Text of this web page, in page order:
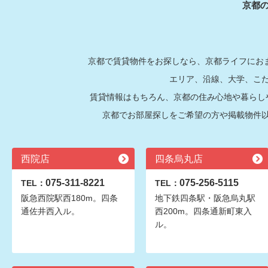
京都
京都で賃貸物件をお探しなら、京都ライフに
エリア、沿線、大学、こ
賃貸情報はもちろん、京都の住み心地や暮ら
京都でお部屋探しをご希望の方や掲載物件
西院店
TEL： 075-311-8221
阪急西院駅西180m。四条
通佐井西入ル。
四条烏丸店
TEL： 075-256-5115
地下鉄四条駅・阪急烏丸駅
西200m。四条通新町東入
ル。